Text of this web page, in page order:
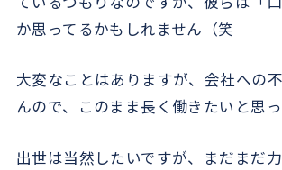
か思ってるかもしれません（笑
大変なことはありますが、会社への
んので、このまま長く働きたいと思っ
出世は当然したいですが、まだまだ